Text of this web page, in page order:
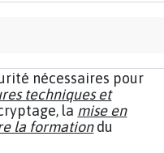
nécessaires pour
techniques et
la mise en
la formationdu